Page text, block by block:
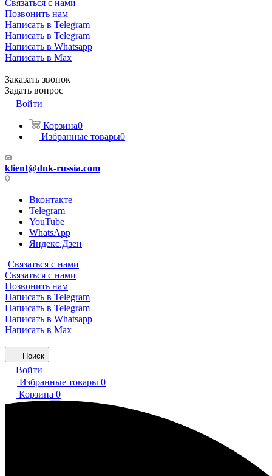
Связаться с нами
Позвонить нам
Написать в Telegram
Написать в Telegram
Написать в Whatsapp
Написать в Max
Заказать звонок
Задать вопрос
Войти
Корзина0
Избранные товары0
klient@dnk-russia.com
Вконтакте
Telegram
YouTube
WhatsApp
Яндекс.Дзен
Связаться с нами
Связаться с нами
Позвонить нам
Написать в Telegram
Написать в Telegram
Написать в Whatsapp
Написать в Max
Поиск
Войти
Избранные товары 0
Корзина 0